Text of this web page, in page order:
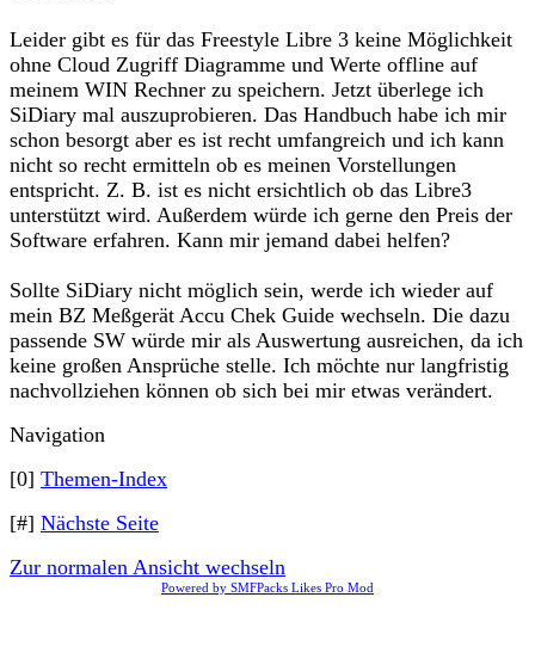
Leider gibt es für das Freestyle Libre 3 keine Möglichkeit
ohne Cloud Zugriff Diagramme und Werte offline auf
meinem WIN Rechner zu speichern. Jetzt überlege ich
SiDiary mal auszuprobieren. Das Handbuch habe ich mir
schon besorgt aber es ist recht umfangreich und ich kann
nicht so recht ermitteln ob es meinen Vorstellungen
entspricht. Z. B. ist es nicht ersichtlich ob das Libre3
unterstützt wird. Außerdem würde ich gerne den Preis der
Software erfahren. Kann mir jemand dabei helfen?
Sollte SiDiary nicht möglich sein, werde ich wieder auf
mein BZ Meßgerät Accu Chek Guide wechseln. Die dazu
passende SW würde mir als Auswertung ausreichen, da ich
keine großen Ansprüche stelle. Ich möchte nur langfristig
nachvollziehen können ob sich bei mir etwas verändert.
Navigation
[0] Themen-Index
[#] Nächste Seite
Zur normalen Ansicht wechseln
Powered by SMFPacks Likes Pro Mod